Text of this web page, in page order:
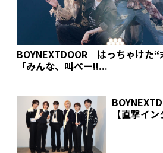
BOYNEXTDOOR はっちゃけた“
「みんな、叫べー!!...
【直撃イ